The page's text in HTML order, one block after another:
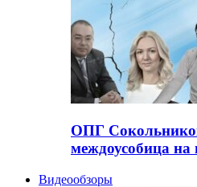
ОПГ
междоусобица на
Видеообзоры